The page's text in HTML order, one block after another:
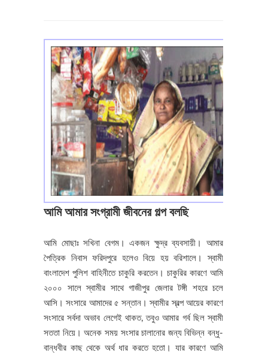
আমি আমার সংগ্রামী জীবনের গল্প বলছি
আমি মোছাঃ সখিনা বেগম। একজন ক্ষুদ্র ব্যবসায়ী। আমার
পৈত্রিক নিবাস ফরিদপুরে হলেও বিয়ে হয় বরিশালে। স্বামী
বাংলাদেশ পুলিশ বাহিনীতে চাকুরি করতেন। চাকুরির কারণে আমি
২০০০ সালে স্বামীর সাথে গাজীপুর জেলার টঙ্গী শহরে চলে
আসি। সংসারে আমাদের ৫ সন্তান। স্বামীর স্বল্প আয়ের কারণে
সংসারে সর্বদা অভাব লেগেই থাকত, তবুও আমার গর্ব ছিল স্বামী
সততা নিয়ে। অনেক সময় সংসার চালানোর জন্য বিভিন্ন বন্ধু-
বান্ধবীর কাছ থেকে অর্থ ধার করতে হতো। যার কারণে আমি